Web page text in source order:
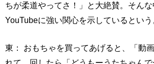
ちが柔道やってさ！」と大絶賛。そん
YouTubeに強い関心を示しているという
東： おもちゃを買ってあげると、「動